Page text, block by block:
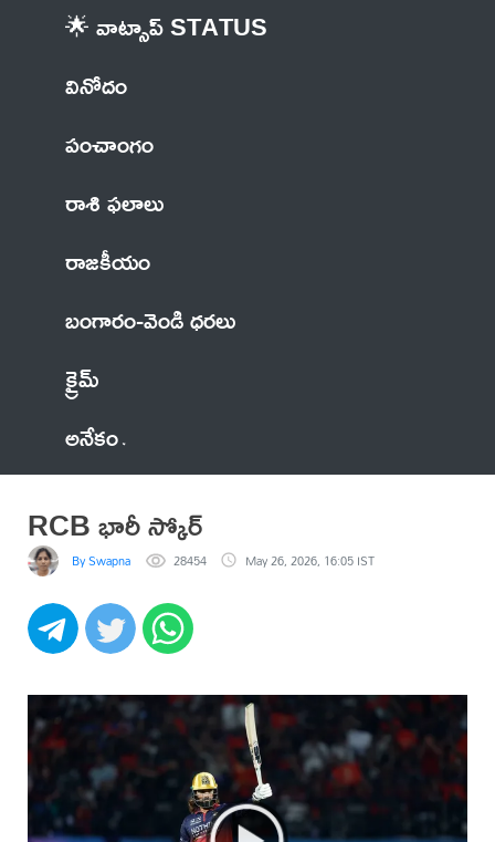
🌟 వాట్సాప్ STATUS
వినోదం
పంచాంగం
రాశి ఫలాలు
రాజకీయం
బంగారం-వెండి ధరలు
క్రైమ్
అనేకం
RCB భారీ స్కోర్
By Swapna 28454 May 26, 2026, 16:05 IST